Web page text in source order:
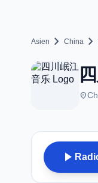
Asien chevron_right China chevron_right
place
play_arrow